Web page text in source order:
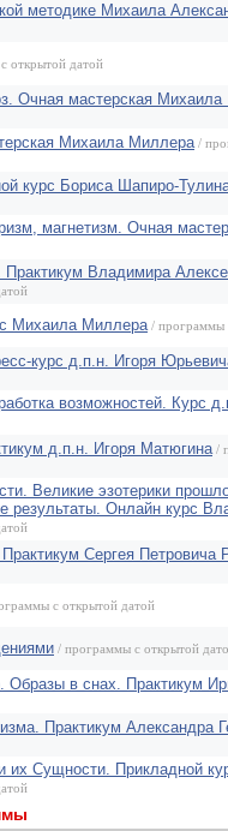
методике Михаила
открытой датой
Очная мастерская
Михаила Миллера /
курс Бориса Шапиро-
магнетизм. Очная
Практикум Владимира
Михаила Миллера / программы
курс д.п.н. Игоря
возможностей. Курс
д.п.н. Игоря Матюгина /
Великие эзотерики
результаты. Онлайн курс
Сергея Петровича
с открытой датой
/ программы с открытой
Образы в снах. Практикум
Практикум Александра
их Сущности. Прикладной